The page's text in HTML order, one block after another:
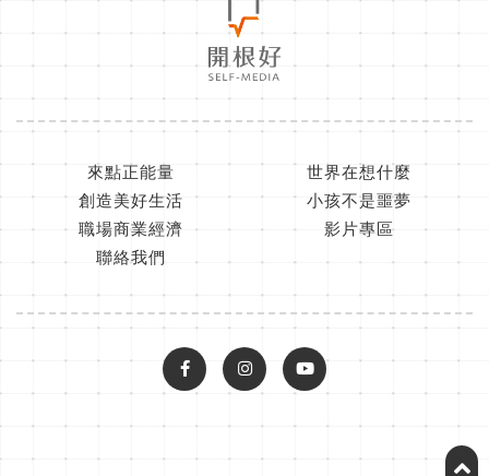
來點正能量
世界在想什麼
創造美好生活
小孩不是噩夢
職場商業經濟
影片專區
聯絡我們